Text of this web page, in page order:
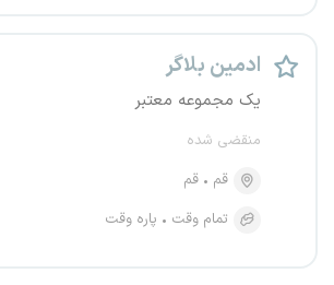
ادمین بلاگر
یک مجموعه معتبر
منقضی شده
قم
قم
تمام وقت
پاره وقت